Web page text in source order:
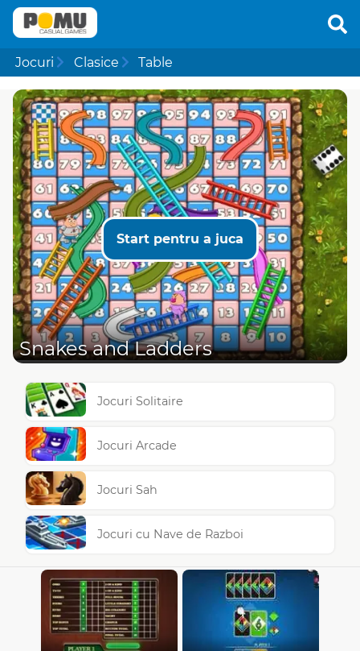
Jocuri Clasice Table
Start pentru a juca
Snakes and Ladders
Jocuri Solitaire
Jocuri Arcade
Jocuri Sah
Jocuri cu Nave de Razboi